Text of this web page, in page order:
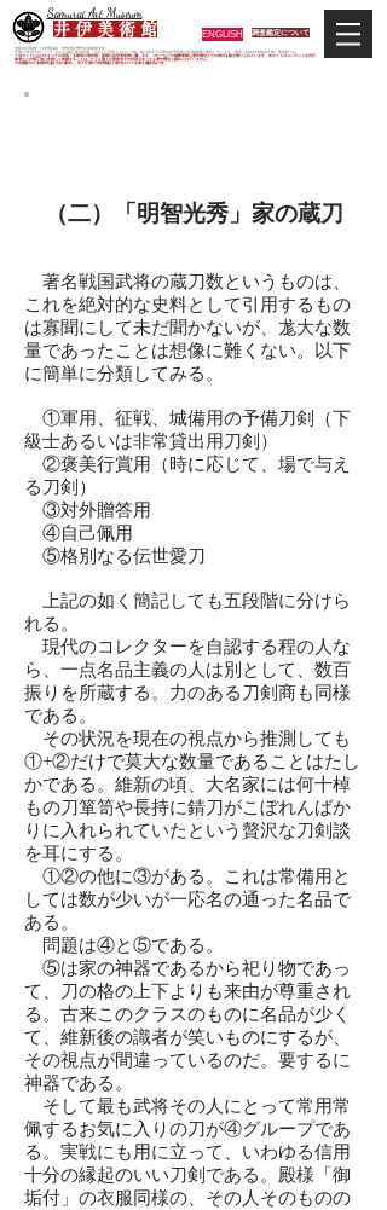
Samurai Art Museum
井 伊 美 術 館 ENGLISH 調査鑑定について
当館は日本唯一の甲冑武具・史料考証専門の美術館です。
平成29年度大河ドラマ「おんな城主 井伊直虎」の主人公直虎とされた人物、徳川四天王の筆頭井伊直政の直系後裔が運営しています。歴史と武具の本格派が集う美術館です。
＊当サイトにおけるすべての写真・文章等の著作権・版権は井伊美術館に属します。コピーなどの無断複製は著作権法上での例外を除き禁じられています。本サイトのコンテンツを代行
業者などの第三者に依頼して複製することは、たとえ個人や家庭内での利用であっても著作権法上認められていません。
※当館展示の刀剣類等は銃刀法に遵法し、​全て正真の刀剣登録証が添付されている事を確認済みです。
（二）「明智光秀」家の蔵刀
著名戦国武将の蔵刀数というものは、
これを絶対的な史料として引用するもの
は寡聞にして未だ聞かないが、尨大な数
量であったことは想像に難くない。以下
に簡単に分類してみる。
①軍用、征戦、城備用の予備刀剣（下
級士あるいは非常貸出用刀剣）
②褒美行賞用（時に応じて、場で与え
る刀剣）
③対外贈答用
④自己佩用
⑤格別なる伝世愛刀
上記の如く簡記しても五段階に分けら
れる。
現代のコレクターを自認する程の人な
ら、一点名品主義の人は別として、数百
振りを所蔵する。力のある刀剣商も同様
である。
その状況を現在の視点から推測しても
①+②だけで莫大な数量であることはたし
かである。維新の頃、大名家には何十棹
もの刀箪笥や長持に錆刀がこぼれんばか
りに入れられていたという贅沢な刀剣談
を耳にする。
①②の他に③がある。これは常備用と
しては数が少いが一応名の通った名品で
ある。
問題は④と⑤である。
⑤は家の神器であるから祀り物であっ
て、刀の格の上下よりも来由が尊重され
る。古来このクラスのものに名品が少く
て、維新後の識者が笑いものにするが、
その視点が間違っているのだ。要するに
神器である。
そして最も武将その人にとって常用常
佩するお気に入りの刀が④グループであ
る。実戦にも用に立って、いわゆる信用
十分の縁起のいい刀剣である。殿様「御
垢付」の衣服同様の、その人そのものの